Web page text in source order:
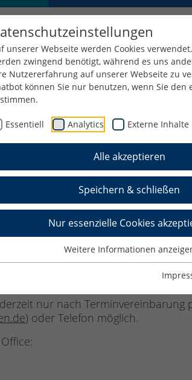
unserer Webseite werden Cookies
zwingend benötigt, während es uns
Nutzererfahrung auf unserer Webseite zu
können Sie nur benutzen, wenn Sie den
Essentiell Analytics Externe Inhalte
Alle akzeptieren
Speichern & schließen
Nur essenzielle Cookies
Weitere Informationen
Personen
Mobilitätskoordinatorin sowie
und Sprechzeiten finden Sie in u.s.
wird zudem durch wechselnde
nur nach Terminvereinbarung
) oder Telefon möglich.